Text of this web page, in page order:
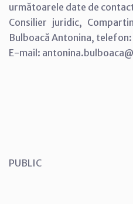
următoarele date de
Consilier juridic,
Bulboacă Antonina,
E-mail:
p.
Călin
PUBLIC